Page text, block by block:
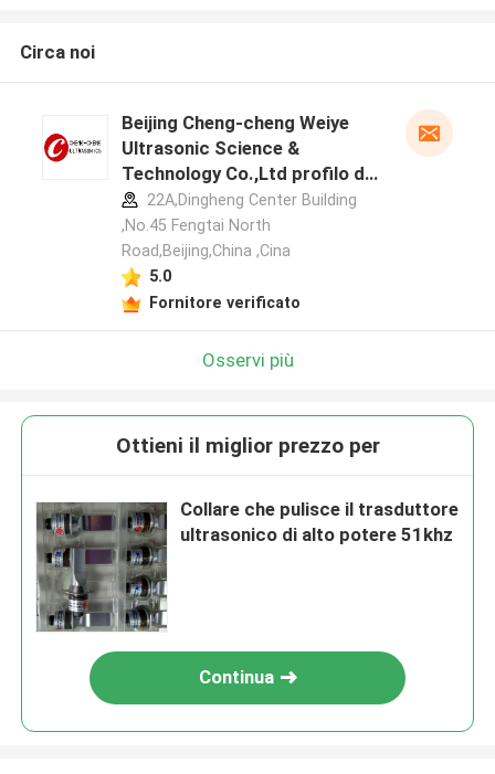
Circa noi
Beijing Cheng-cheng Weiye
Ultrasonic Science &
Technology Co.,Ltd profilo del
produttore
22A,Dingheng Center Building
,No.45 Fengtai North
Road,Beijing,China ,Cina
5.0
Fornitore verificato
Osservi più
Ottieni il miglior prezzo per
Collare che pulisce il trasduttore
ultrasonico di alto potere 51khz
Continua